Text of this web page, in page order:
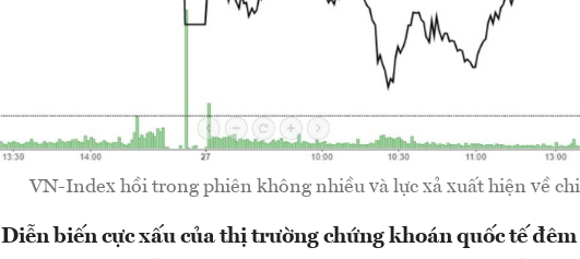
VN-Index hồi trong phiên không nhiều và lực xả xuất hiện về
Diễn biến cực xấu của thị trường chứng khoán quốc tế